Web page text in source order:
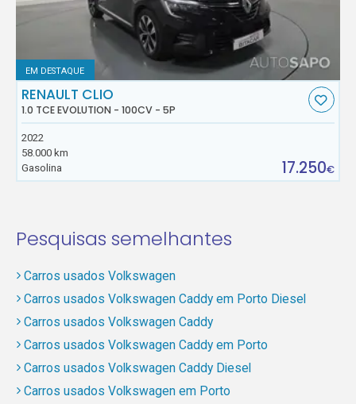
EM DESTAQUE
RENAULT CLIO
1.0 TCE EVOLUTION - 100CV - 5P
2022
58.000 km
Gasolina
17.250€
Pesquisas semelhantes
Carros usados Volkswagen
Carros usados Volkswagen Caddy em Porto Diesel
Carros usados Volkswagen Caddy
Carros usados Volkswagen Caddy em Porto
Carros usados Volkswagen Caddy Diesel
Carros usados Volkswagen em Porto